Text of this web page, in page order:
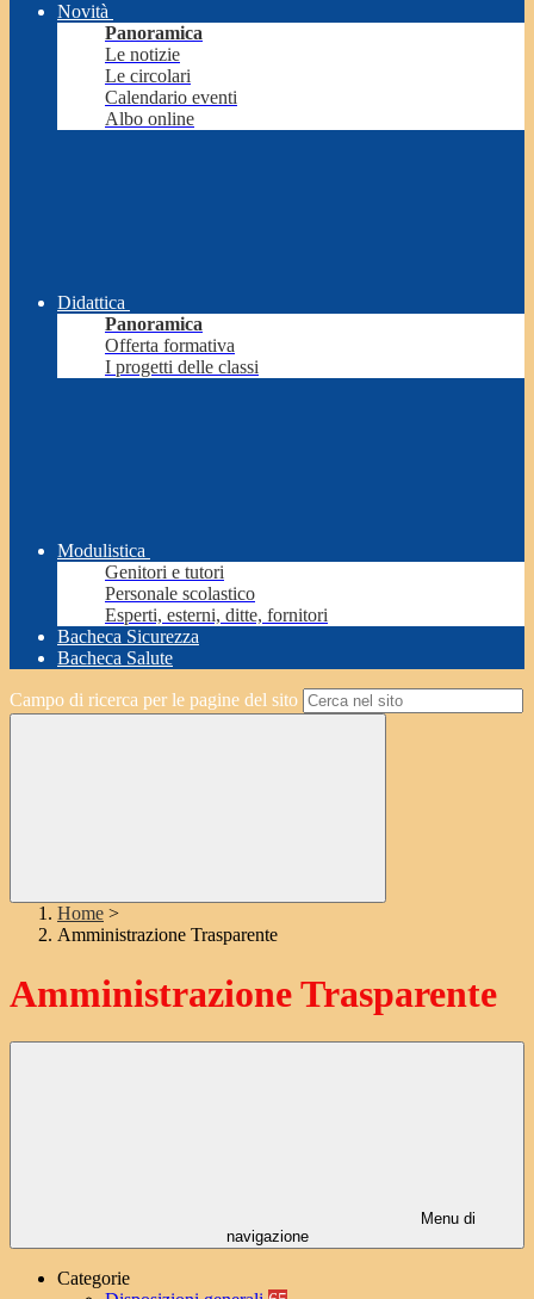
Novità
Panoramica
Le notizie
Le circolari
Calendario eventi
Albo online
Didattica
Panoramica
Offerta formativa
I progetti delle classi
Modulistica
Genitori e tutori
Personale scolastico
Esperti, esterni, ditte, fornitori
Bacheca Sicurezza
Bacheca Salute
Campo di ricerca per le pagine del sito
Home >
Amministrazione Trasparente
Amministrazione Trasparente
Menu di
navigazione
Categorie